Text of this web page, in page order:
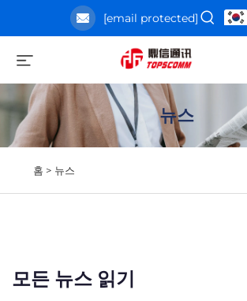
[email protected]
뉴스
홈 > 뉴스
모든 뉴스 읽기